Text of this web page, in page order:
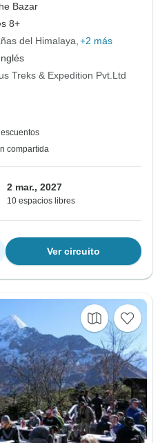
Bazar
8+
del Himalaya +2 más
Treks & Expedition Pvt.Ltd
compartida
2 mar., 2027
10 espacios libres
Ver circuito